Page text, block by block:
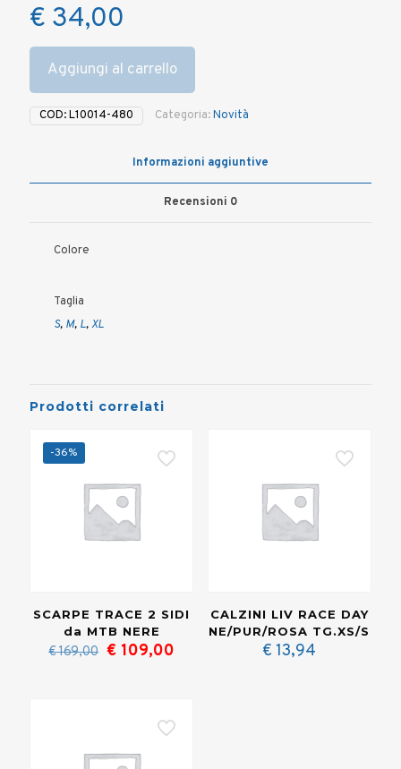
€ 34,00
Aggiungi al carrello
COD:L10014-480 Categoria:Novità
Informazioni aggiuntive
Recensioni 0
Colore
Taglia
S, M, L,XL
Prodotti correlati
-36%
SCARPE TRACE 2 SIDI
da MTB NERE
€169,00 Il
€ 169,00.
€ 109,00
€ 109,00.
CALZINI LIV RACE DAY
NE/PUR/ROSA TG.XS/S
€ 13,94